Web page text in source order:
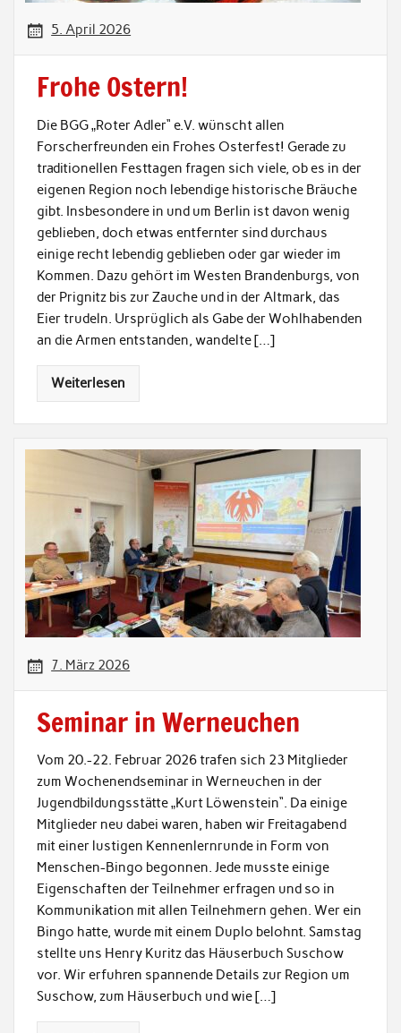
5. April 2026
Frohe Ostern!
Die BGG „Roter Adler“ e.V. wünscht allen
Forscherfreunden ein Frohes Osterfest! Gerade zu
traditionellen Festtagen fragen sich viele, ob es in der
eigenen Region noch lebendige historische Bräuche
gibt. Insbesondere in und um Berlin ist davon wenig
geblieben, doch etwas entfernter sind durchaus
einige recht lebendig geblieben oder gar wieder im
Kommen. Dazu gehört im Westen Brandenburgs, von
der Prignitz bis zur Zauche und in der Altmark, das
Eier trudeln. Ursprüglich als Gabe der Wohlhabenden
an die Armen entstanden, wandelte […]
Weiterlesen
7. März 2026
Seminar in Werneuchen
Vom 20.-22. Februar 2026 trafen sich 23 Mitglieder
zum Wochenendseminar in Werneuchen in der
Jugendbildungsstätte „Kurt Löwenstein“. Da einige
Mitglieder neu dabei waren, haben wir Freitagabend
mit einer lustigen Kennenlernrunde in Form von
Menschen-Bingo begonnen. Jede musste einige
Eigenschaften der Teilnehmer erfragen und so in
Kommunikation mit allen Teilnehmern gehen. Wer ein
Bingo hatte, wurde mit einem Duplo belohnt. Samstag
stellte uns Henry Kuritz das Häuserbuch Suschow
vor. Wir erfuhren spannende Details zur Region um
Suschow, zum Häuserbuch und wie […]